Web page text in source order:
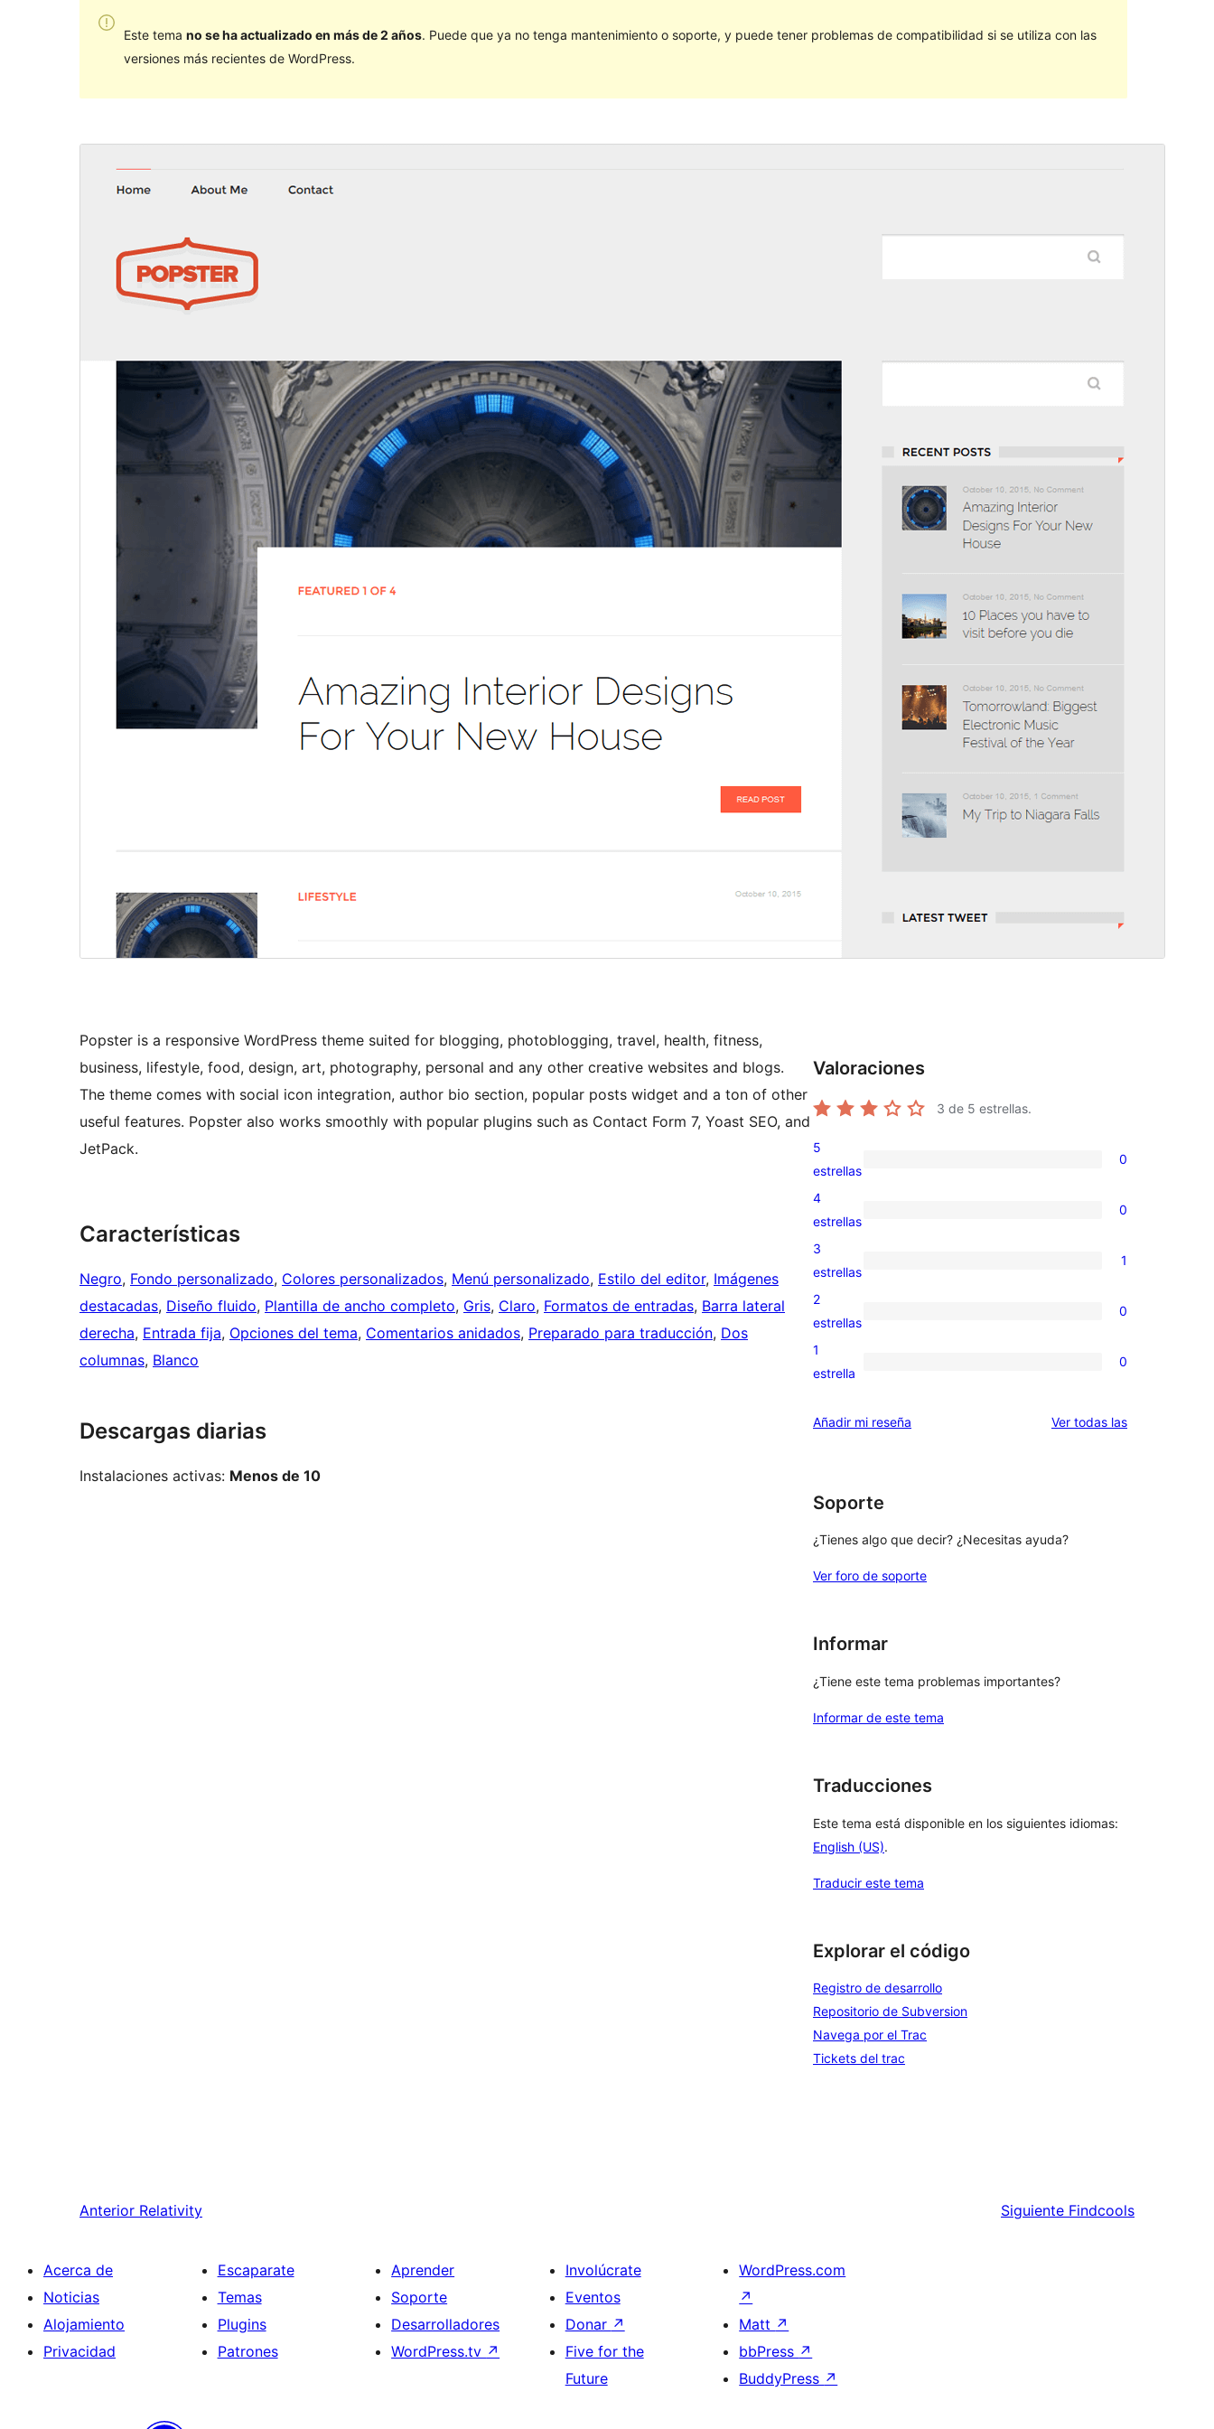
Este tema no se ha actualizado en más de 2 años. Puede que ya no tenga mantenimiento o soporte, y puede tener problemas de compatibilidad si se utiliza con las
versiones más recientes de WordPress.
Instalaciones activas
Menos de 10
Popster is a responsive WordPress theme suited for blogging, photoblogging, travel, health, fitness,
business, lifestyle, food, design, art, photography, personal and any other creative websites and blogs.
The theme comes with social icon integration, author bio section, popular posts widget and a ton of other
useful features. Popster also works smoothly with popular plugins such as Contact Form 7, Yoast SEO, and
JetPack.
Características
Negro, Fondo personalizado, Colores personalizados, Menú personalizado, Estilo del editor, Imágenes
destacadas, Diseño fluido, Plantilla de ancho completo, Gris, Claro, Formatos de entradas, Barra lateral
derecha, Entrada fija, Opciones del tema, Comentarios anidados, Preparado para traducción, Dos
columnas, Blanco
Descargas diarias
Instalaciones activas: Menos de 10
Valoraciones
3 de 5 estrellas.
0
valoraciones
de
5
estrellas
0
0
valoraciones
de
4
estrellas
0
1
valoración
de
3
estrellas
1
0
valoraciones
de
estrellas
2
estrellas
0
0
de
1
estrella
0
Añadir mi reseña Ver todas lasvaloraciones
Soporte
¿Tienes algo que decir? ¿Necesitas ayuda?
Ver foro de soporte
Informar
¿Tiene este tema problemas importantes?
Informar de este tema
Traducciones
Este tema está disponible en los siguientes idiomas:
English (US).
Traducir este tema
Explorar el código
Registro de desarrollo
Repositorio de Subversion
Navega por el Trac
Tickets del trac
Anterior Relativity Siguiente Findcools
Acerca de
Noticias
Alojamiento
Privacidad
Escaparate
Temas
Plugins
Patrones
Aprender
Soporte
Desarrolladores
WordPress.tv ↗
Involúcrate
Eventos
Donar ↗
Five for the
Future
WordPress.com
↗
Matt ↗
bbPress ↗
BuddyPress ↗